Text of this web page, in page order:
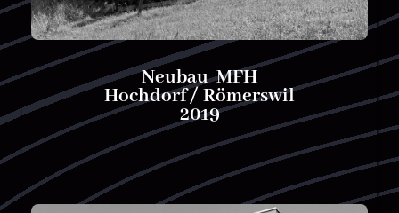
Neubau MFH
Hochdorf / Römerswil
2019